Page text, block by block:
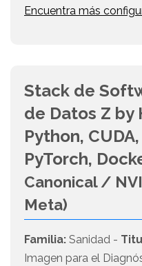
Encuentra más
Stack de
de Datos Z by
Python,
PyTorch,
Canonical /
Meta)
Familia: Sanidad -
Imagen para el